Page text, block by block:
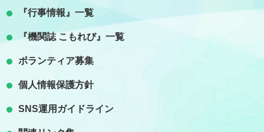
『行事情報』一覧
『機関誌 こもれび』一覧
ボランティア募集
個人情報保護方針
SNS運用ガイドライン